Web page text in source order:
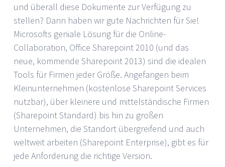
und überall diese Dokumente zur Verfügung zu
stellen? Dann haben wir gute Nachrichten für Sie!
Microsofts geniale Lösung für die Online-
Collaboration, Office Sharepoint 2010 (und das
neue, kommende Sharepoint 2013) sind die idealen
Tools für Firmen jeder Größe. Angefangen beim
Kleinunternehmen (kostenlose Sharepoint Services
nutzbar), über kleinere und mittelständische Firmen
(Sharepoint Standard) bis hin zu großen
Unternehmen, die Standort übergreifend und auch
weltweit arbeiten (Sharepoint Enterprise), gibt es für
jede Anforderung die richtige Version.